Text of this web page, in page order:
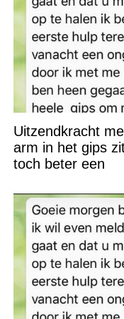
Uitzendkracht
arm in het gips
toch beter een